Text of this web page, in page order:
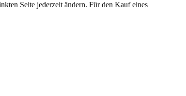
Seite jederzeit ändern. Für den Kauf eines